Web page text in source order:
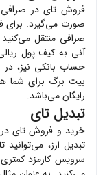
فروش تایدر
صورت می‌گیرد.
صرافی منتقل
آنی به کیف پول
حساب بانکی نیز،
بیت برگ برای شما
رایگان می‌باشد.
تبدیل تای
خرید و فروش تای
تبدیل ارز، می‌توانید
سرویس کارمزد